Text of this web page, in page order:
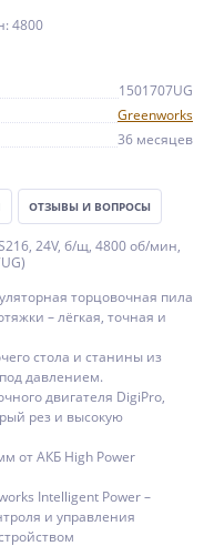
4800
1501707UG
Greenworks
36 месяцев
ОТЗЫВЫ И ВОПРОСЫ
24V, б/щ, 4800 об/мин,
торцовочная пила
– лёгкая, точная и
стола и станины из
давлением.
двигателя DigiPro,
рез и высокую
от АКБ High Power
Intelligent Power –
и управления